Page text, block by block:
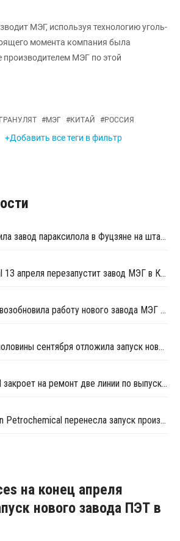
МЭГ, используя технологию уголь-
момента компания была
МЭГ по этой
#МЭГ #КИТАЙ #РОССИЯ
+Добавить все теги в фильтр
FREP в июле загрузила завод параксилола в Фуцзяне на штатном уровне
Yangzi Petrochemical 13 апреля перезапустит завод МЭГ в Китае после планового ремонта
Qianxi Coal Chemical возобновила работу нового завода МЭГ в Цяньси после профилактики
Reliance до первой половины сентября отложила запуск нового завода МЭГ в Джамнагаре
Hengli Petrochemical закроет на ремонт две линии по выпуску ТФК в сентябре-октябре
Sinopec SABIC Tianjin Petrochemical перенесла запуск производства МЭГ на 20 марта
на конец апреля
нового завода ПЭТ в